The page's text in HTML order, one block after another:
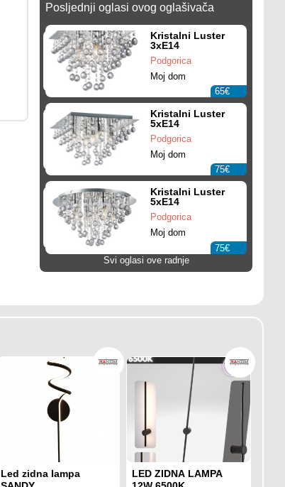
Posljednji oglasi ovog oglašivača
Kristalni Luster
3xE14
Podgorica
Moj dom
65€
Kristalni Luster
5xE14
Podgorica
Moj dom
75€
Kristalni Luster
5xE14
Podgorica
Moj dom
75€
Svi oglasi ove radnje
Led zidna lampa
LED ZIDNA LAMPA